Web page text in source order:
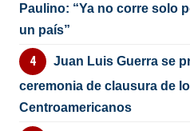
Paulino: “Ya no corre solo
un país”
Juan Luis Guerra se
ceremonia de clausura de
Centroamericanos